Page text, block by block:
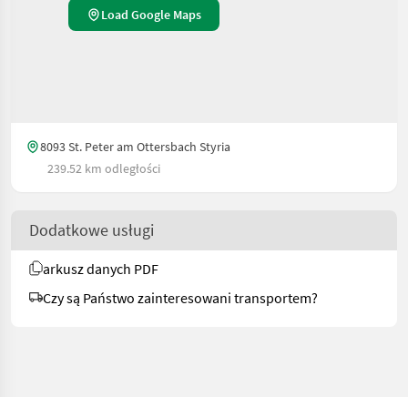
Load Google Maps
8093 St. Peter am Ottersbach Styria
239.52 km odległości
Dodatkowe usługi
arkusz danych PDF
Czy są Państwo zainteresowani transportem?